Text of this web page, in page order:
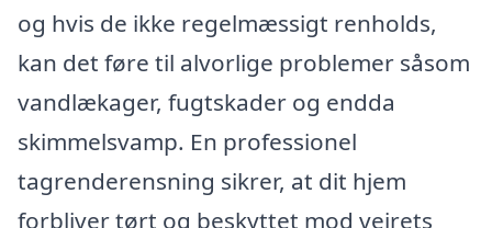
og hvis de ikke regelmæssigt renholds,
kan det føre til alvorlige problemer såsom
vandlækager, fugtskader og endda
skimmelsvamp. En professionel
tagrenderensning sikrer, at dit hjem
forbliver tørt og beskyttet mod vejrets